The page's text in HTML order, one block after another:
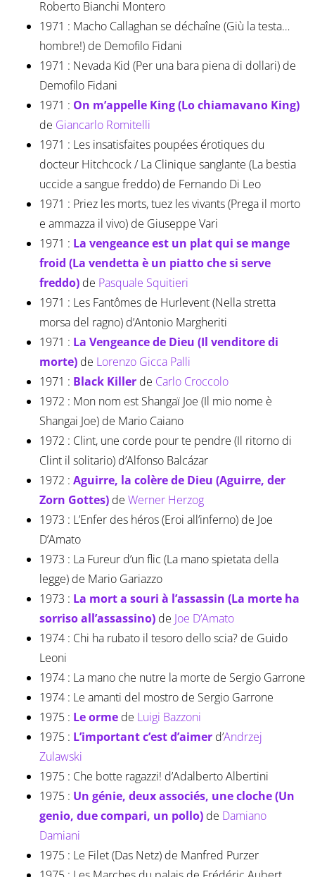
Roberto Bianchi Montero
1971 : Macho Callaghan se déchaîne (Giù la testa…
hombre!) de Demofilo Fidani
1971 : Nevada Kid (Per una bara piena di dollari) de
Demofilo Fidani
1971 : On m’appelle King (Lo chiamavano King)
de Giancarlo Romitelli
1971 : Les insatisfaites poupées érotiques du
docteur Hitchcock / La Clinique sanglante (La bestia
uccide a sangue freddo) de Fernando Di Leo
1971 : Priez les morts, tuez les vivants (Prega il morto
e ammazza il vivo) de Giuseppe Vari
1971 : La vengeance est un plat qui se mange
froid (La vendetta è un piatto che si serve
freddo)de Pasquale Squitieri
1971 : Les Fantômes de Hurlevent (Nella stretta
morsa del ragno) d’Antonio Margheriti
1971 : La Vengeance de Dieu (Il venditore di
morte)de Lorenzo Gicca Palli
1971 : Black Killerde Carlo Croccolo
1972 : Mon nom est Shangaï Joe (Il mio nome è
Shangai Joe) de Mario Caiano
1972 : Clint, une corde pour te pendre (Il ritorno di
Clint il solitario) d’Alfonso Balcázar
1972 : Aguirre, la colère de Dieu (Aguirre, der
Zorn Gottes)de Werner Herzog
1973 : L’Enfer des héros (Eroi all’inferno) de Joe
D’Amato
1973 : La Fureur d’un flic (La mano spietata della
legge) de Mario Gariazzo
1973 : La mort a souri à l’assassin (La morte ha
sorriso all’assassino)de Joe D’Amato
1974 : Chi ha rubato il tesoro dello scia? de Guido
Leoni
1974 : La mano che nutre la morte de Sergio Garrone
1974 : Le amanti del mostro de Sergio Garrone
1975 : Le orme de Luigi Bazzoni
1975 : L’important c’est d’aimerd’Andrzej
Zulawski
1975 : Che botte ragazzi! d’Adalberto Albertini
1975 : Un génie, deux associés, une cloche (Un
genio, due compari, un pollo)de Damiano
Damiani
1975 : Le Filet (Das Netz) de Manfred Purzer